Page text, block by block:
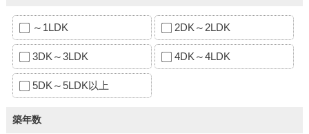
～1LDK 2DK～2LDK
3DK～3LDK 4DK～4LDK
5DK～5LDK以上
築年数